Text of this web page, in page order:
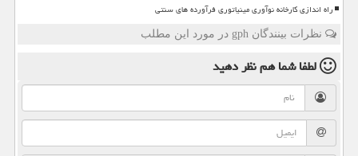
راه اندازی کارخانه نوآوری مینیاتوری فرآورده های سنتی
نظرات بینندگان gph در مورد این مطلب
لطفا شما همنظر دهید